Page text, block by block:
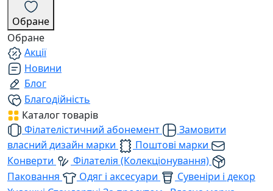
Обране
Обране
Акції
Новини
Блог
Благодійність
Каталог товарів
Філателістичний абонемент
Замовити
власний дизайн марки
Поштові марки
Конверти
Філателія (Колекціонування)
Паковання
Одяг і аксесуари
Сувеніри і декор